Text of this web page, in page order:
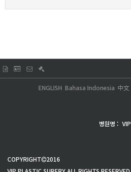
中文
Bahasa Indonesia
ENGLISH
병원명 : VIP
COPYRIGHT
2016